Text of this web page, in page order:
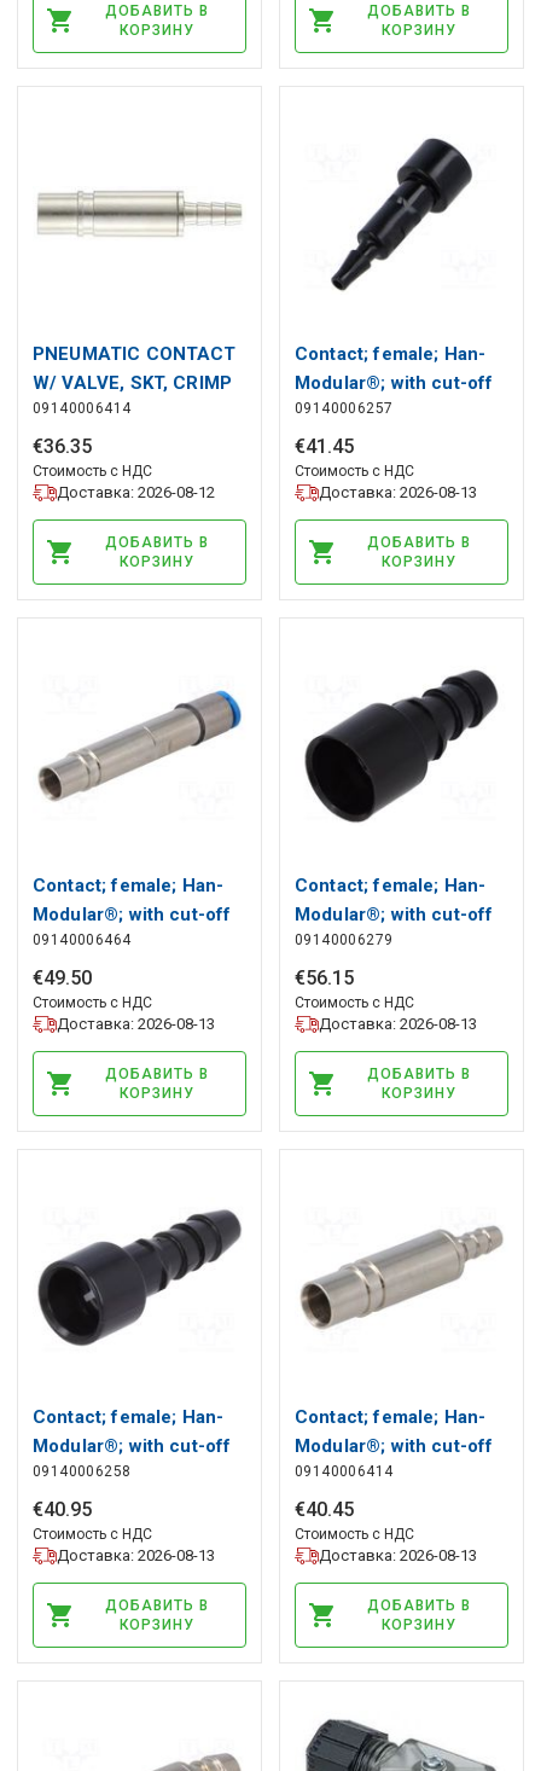
ДОБАВИТЬ В
КОРЗИНУ
ДОБАВИТЬ В
КОРЗИНУ
PNEUMATIC CONTACT
W/ VALVE, SKT, CRIMP
09140006414
€36.35
Стоимость с НДС
Доставка: 2026-08-12
ДОБАВИТЬ В
КОРЗИНУ
Contact; female; Han-
Modular®; with cut-off
valve; pipe ID Ø3mm
HARTING
09140006257
€41 .45
Стоимость с НДС
Доставка: 2026-08-13
ДОБАВИТЬ В
КОРЗИНУ
Contact; female; Han-
Modular®; with cut-off
valve; pipe OD Ø4mm
HARTING
09140006464
€49.50
Стоимость с НДС
Доставка: 2026-08-13
ДОБАВИТЬ В
КОРЗИНУ
Contact; female; Han-
Modular®; with cut-off
valve; pipe ID Ø6mm
HARTING
09140006279
€56.15
Стоимость с НДС
Доставка: 2026-08-13
ДОБАВИТЬ В
КОРЗИНУ
Contact; female; Han-
Modular®; with cut-off
valve; pipe ID Ø4mm
HARTING
09140006258
€40.95
Стоимость с НДС
Доставка: 2026-08-13
ДОБАВИТЬ В
КОРЗИНУ
Contact; female; Han-
Modular®; with cut-off
valve; pipe ID Ø4mm
HARTING
09140006414
€40.45
Стоимость с НДС
Доставка: 2026-08-13
ДОБАВИТЬ В
КОРЗИНУ